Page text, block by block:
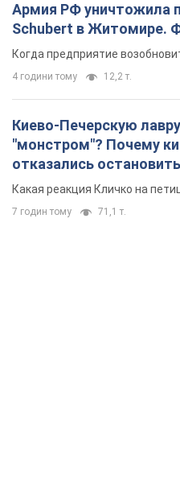
Армия РФ уничтожила
Schubert в Житомире.
Когда предприятие
4 години тому 12,2 т.
Киево-Печерскую
"монстром"? Почему
отказались
небоскреба
Какая реакция Кличко на
7 годин тому 71,1 т.